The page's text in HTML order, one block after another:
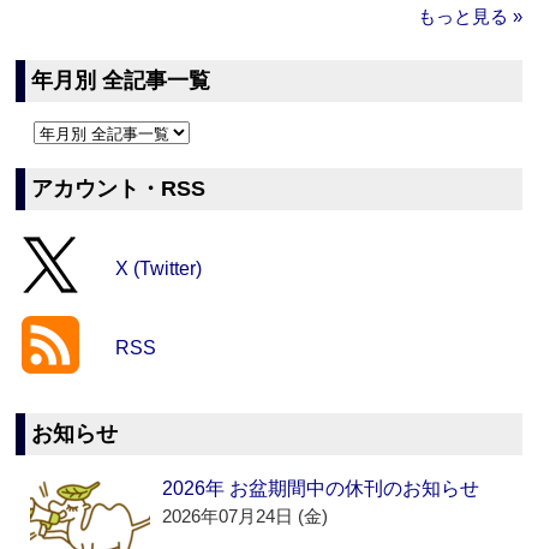
もっと見る »
年月別 全記事一覧
アカウント・RSS
X (Twitter)
RSS
お知らせ
2026年 お盆期間中の休刊のお知らせ
2026年07月24日 (金)